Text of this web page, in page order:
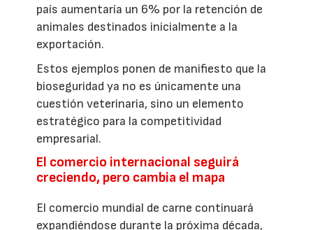
país aumentaría un 6% por la retención de
animales destinados inicialmente a la
exportación.
Estos ejemplos ponen de manifiesto que la
bioseguridad ya no es únicamente una
cuestión veterinaria, sino un elemento
estratégico para la competitividad
empresarial.
El comercio internacional seguirá
creciendo, pero cambia el mapa
El comercio mundial de carne continuará
expandiéndose durante la próxima década,